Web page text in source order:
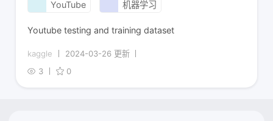
YouTube 机器学习
Youtube testing and training dataset
kaggle
2024-03-26 更新
3
0